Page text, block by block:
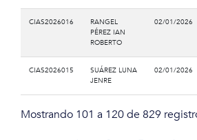
CIAS2026016
RANGEL
PÉREZ IAN
ROBERTO
02/01/2026
CIAS2026015
SUÁREZ LUNA
JENRE
02/01/2026
Mostrando 101 a 120 de 829